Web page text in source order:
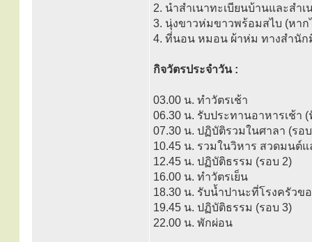
2. นำสำเนาทะเบียนบ้านและสำ
3. นุ่งขาวห่มขาวพร้อมสไบ (หา
4. ที่นอน หมอน ผ้าห่ม ทางสำนัก
กิจวัตรประจำวัน :
03.00 น. ทำวัตรเช้า
06.30 น. รับประทานอาหารเช้า (
07.30 น. ปฏิบัติรวมในศาลา (รอ
10.45 น. รวมในวิหาร สวดมนต์
12.45 น. ปฏิบัติธรรม (รอบ 2)
16.00 น. ทำวัตรเย็น
18.30 น. รับน้ำปานะที่โรงครัวข
19.45 น. ปฏิบัติธรรม (รอบ 3)
22.00 น. พักผ่อน